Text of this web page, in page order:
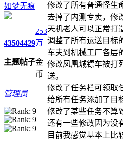
如梦无痕
4350
主题
4429
帖子
253
万
金
币
管理员
修改了所有普通怪生
去掉了内测专卖，修
天机老人可以正常打
调整了所有运送目标
车夫到机械工厂各层
修改凤凰城镖车被打
送。
修改了任务栏可领取
给所有任务添加了目
修改了某些任务不算
还有一些修改因为没
目前我感觉基本上比